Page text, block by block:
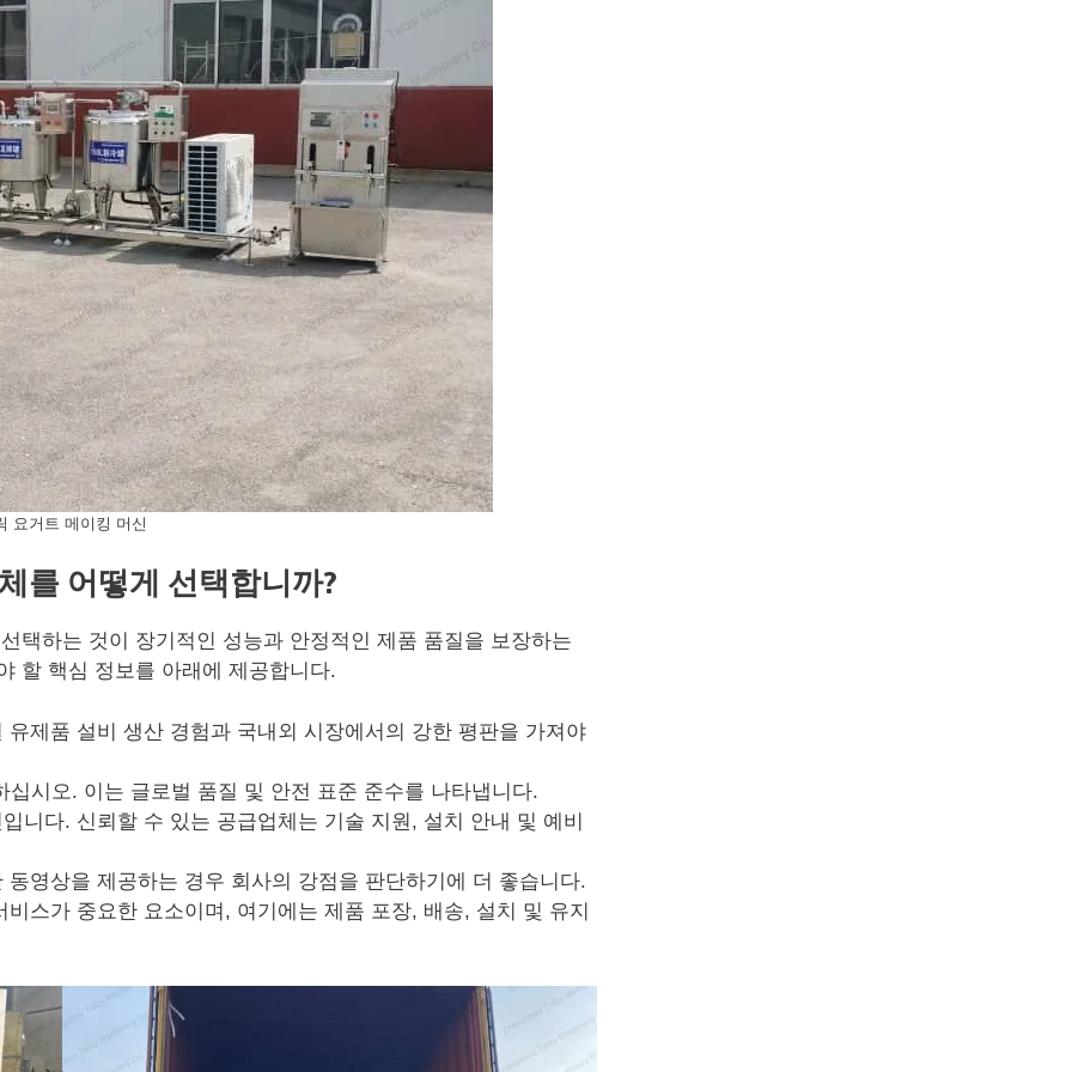
요거트 메이킹 머신
를 어떻게 선택합니까?
택하는 것이 장기적인 성능과 안정적인 제품 품질을 보장하는
할 핵심 정보를 아래에 제공합니다.
제품 설비 생산 경험과 국내외 시장에서의 강한 평판을 가져야
시오. 이는 글로벌 품질 및 안전 표준 준수를 나타냅니다.
니다. 신뢰할 수 있는 공급업체는 기술 지원, 설치 안내 및 예비
영상을 제공하는 경우 회사의 강점을 판단하기에 더 좋습니다.
스가 중요한 요소이며, 여기에는 제품 포장, 배송, 설치 및 유지